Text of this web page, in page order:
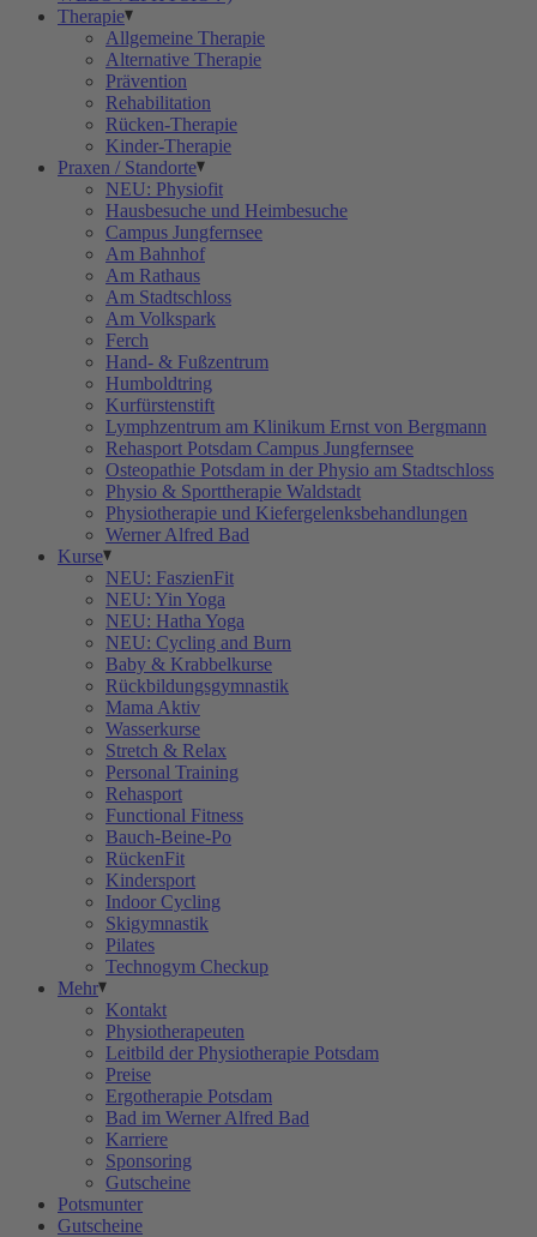
Therapie
Allgemeine Therapie
Alternative Therapie
Prävention
Rehabilitation
Rücken-Therapie
Kinder-Therapie
Praxen / Standorte
NEU: Physiofit
Hausbesuche und Heimbesuche
Campus Jungfernsee
Am Bahnhof
Am Rathaus
Am Stadtschloss
Am Volkspark
Ferch
Hand- & Fußzentrum
Humboldtring
Kurfürstenstift
Lymphzentrum am Klinikum Ernst von Bergmann
Rehasport Potsdam Campus Jungfernsee
Osteopathie Potsdam in der Physio am Stadtschloss
Physio & Sporttherapie Waldstadt
Physiotherapie und Kiefergelenksbehandlungen
Werner Alfred Bad
Kurse
NEU: FaszienFit
NEU: Yin Yoga
NEU: Hatha Yoga
NEU: Cycling and Burn
Baby & Krabbelkurse
Rückbildungsgymnastik
Mama Aktiv
Wasserkurse
Stretch & Relax
Personal Training
Rehasport
Functional Fitness
Bauch-Beine-Po
RückenFit
Kindersport
Indoor Cycling
Skigymnastik
Pilates
Technogym Checkup
Mehr
Kontakt
Physiotherapeuten
Leitbild der Physiotherapie Potsdam
Preise
Ergotherapie Potsdam
Bad im Werner Alfred Bad
Karriere
Sponsoring
Gutscheine
Potsmunter
Gutscheine